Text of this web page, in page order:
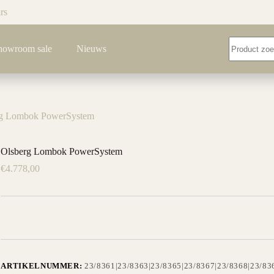
sale Nieuws
resultaten
Lombok PowerSystem
Olsberg Lombok PowerSystem
€4.778,00
ARTIKELNUMMER:23/8361|23/8363|23/8365|23/8367|23/8368|23/